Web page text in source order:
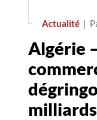
Actualité |
Algérie